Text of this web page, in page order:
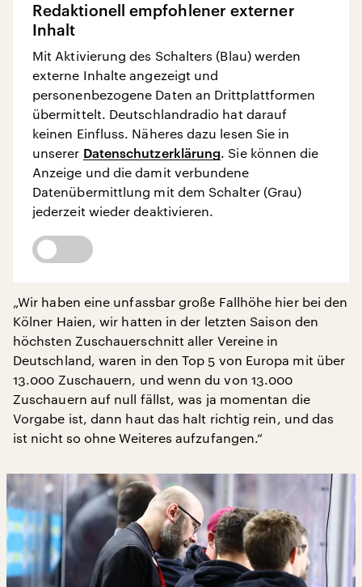
Redaktionell empfohlener externer
Inhalt
Mit Aktivierung des Schalters (Blau) werden
externe Inhalte angezeigt und
personenbezogene Daten an Drittplattformen
übermittelt. Deutschlandradio hat darauf
keinen Einfluss. Näheres dazu lesen Sie in
unserer Datenschutzerklärung. Sie können die
Anzeige und die damit verbundene
Datenübermittlung mit dem Schalter (Grau)
jederzeit wieder deaktivieren.
„Wir haben eine unfassbar große Fallhöhe hier bei den
Kölner Haien, wir hatten in der letzten Saison den
höchsten Zuschauerschnitt aller Vereine in
Deutschland, waren in den Top 5 von Europa mit über
13.000 Zuschauern, und wenn du von 13.000
Zuschauern auf null fällst, was ja momentan die
Vorgabe ist, dann haut das halt richtig rein, und das
ist nicht so ohne Weiteres aufzufangen.“